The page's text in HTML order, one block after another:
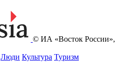
© ИА «Восток России»,
Люди Культура Туризм